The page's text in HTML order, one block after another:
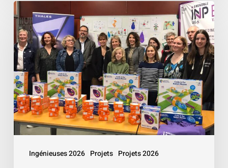
Ingénieuses 2026 Projets Projets 2026
«
Robot4Kids
»
–
Grenoble
INP
–
Esisar